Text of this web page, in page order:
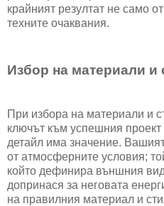
крайният резултат не само
техните очаквания.
Избор на материали и
При избора на материали и
ключът към успешния проект
детайл има значение.
от атмосферните условия;
който дефинира външния
допринася за неговата
на правилния материал и